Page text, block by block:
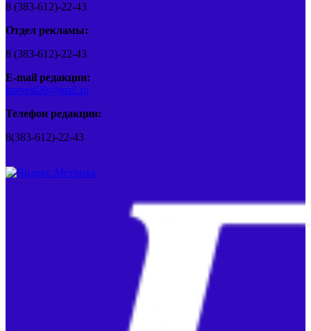
8 (383-612)-22-43
Отдел рекламы:
8 (383-612)-22-43
E-mail редакции:
barvest20@mail.ru
Телефон редакции:
8(383-612)-22-43